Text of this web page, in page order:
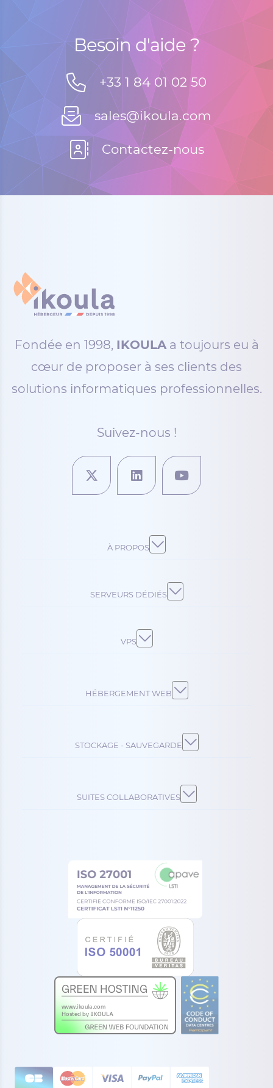
Besoin d'aide ?
+33 1 84 01 02 50
sales@ikoula.com
Contactez-nous
Fondée en 1998, IKOULAa toujours eu à
cœur de proposer à ses clients des
solutions informatiques professionnelles.
Suivez-nous !
À PROPOS
SERVEURS DÉDIÉS
VPS
HÉBERGEMENT WEB
STOCKAGE - SAUVEGARDE
SUITES COLLABORATIVES